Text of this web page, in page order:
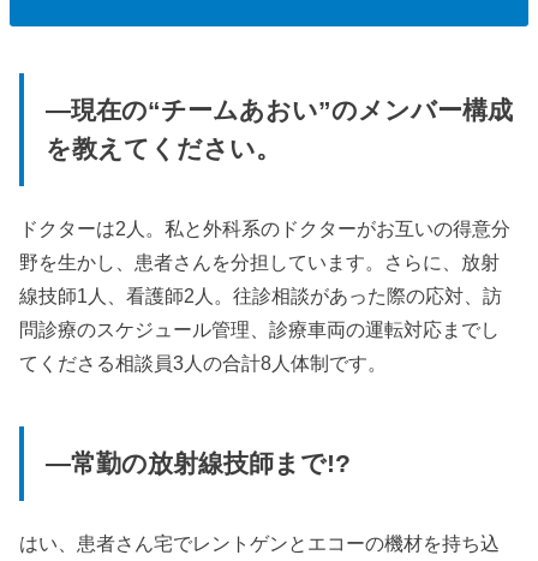
—現在の“チームあおい”のメンバー構成
を教えてください。
ドクターは2人。私と外科系のドクターがお互いの得意分
野を生かし、患者さんを分担しています。さらに、放射
線技師1人、看護師2人。往診相談があった際の応対、訪
問診療のスケジュール管理、診療車両の運転対応までし
てくださる相談員3人の合計8人体制です。
—常勤の放射線技師まで!?
はい、患者さん宅でレントゲンとエコーの機材を持ち込